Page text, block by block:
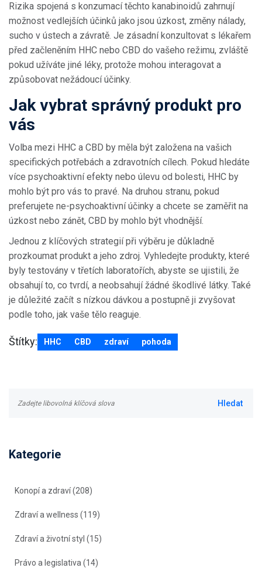
Rizika spojená s konzumací těchto kanabinoidů zahrnují
možnost vedlejších účinků jako jsou úzkost, změny nálady,
sucho v ústech a závratě. Je zásadní konzultovat s lékařem
před začleněním HHC nebo CBD do vašeho režimu, zvláště
pokud užíváte jiné léky, protože mohou interagovat a
způsobovat nežádoucí účinky.
Jak vybrat správný produkt pro
vás
Volba mezi HHC a CBD by měla být založena na vašich
specifických potřebách a zdravotních cílech. Pokud hledáte
více psychoaktivní efekty nebo úlevu od bolesti, HHC by
mohlo být pro vás to pravé. Na druhou stranu, pokud
preferujete ne-psychoaktivní účinky a chcete se zaměřit na
úzkost nebo zánět, CBD by mohlo být vhodnější.
Jednou z klíčových strategií při výběru je důkladně
prozkoumat produkt a jeho zdroj. Vyhledejte produkty, které
byly testovány v třetích laboratořích, abyste se ujistili, že
obsahují to, co tvrdí, a neobsahují žádné škodlivé látky. Také
je důležité začít s nízkou dávkou a postupně ji zvyšovat
podle toho, jak vaše tělo reaguje.
Štítky: HHC CBD zdraví pohoda
Kategorie
Konopí a zdraví(208)
Zdraví a wellness (119)
Zdraví a životní styl (15)
Právo a legislativa (14)